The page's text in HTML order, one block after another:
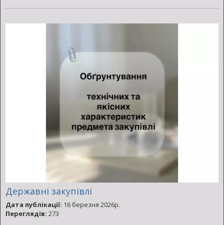
Державні закупівлі
Дата публікації: 16 березня 2026р.
Переглядів: 273